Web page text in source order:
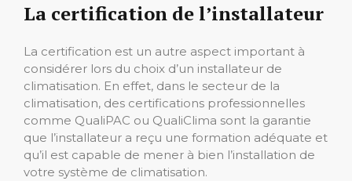
La certification de l’installateur
La certification est un autre aspect important à
considérer lors du choix d’un installateur de
climatisation. En effet, dans le secteur de la
climatisation, des certifications professionnelles
comme QualiPAC ou QualiClima sont la garantie
que l’installateur a reçu une formation adéquate et
qu’il est capable de mener à bien l’installation de
votre système de climatisation.